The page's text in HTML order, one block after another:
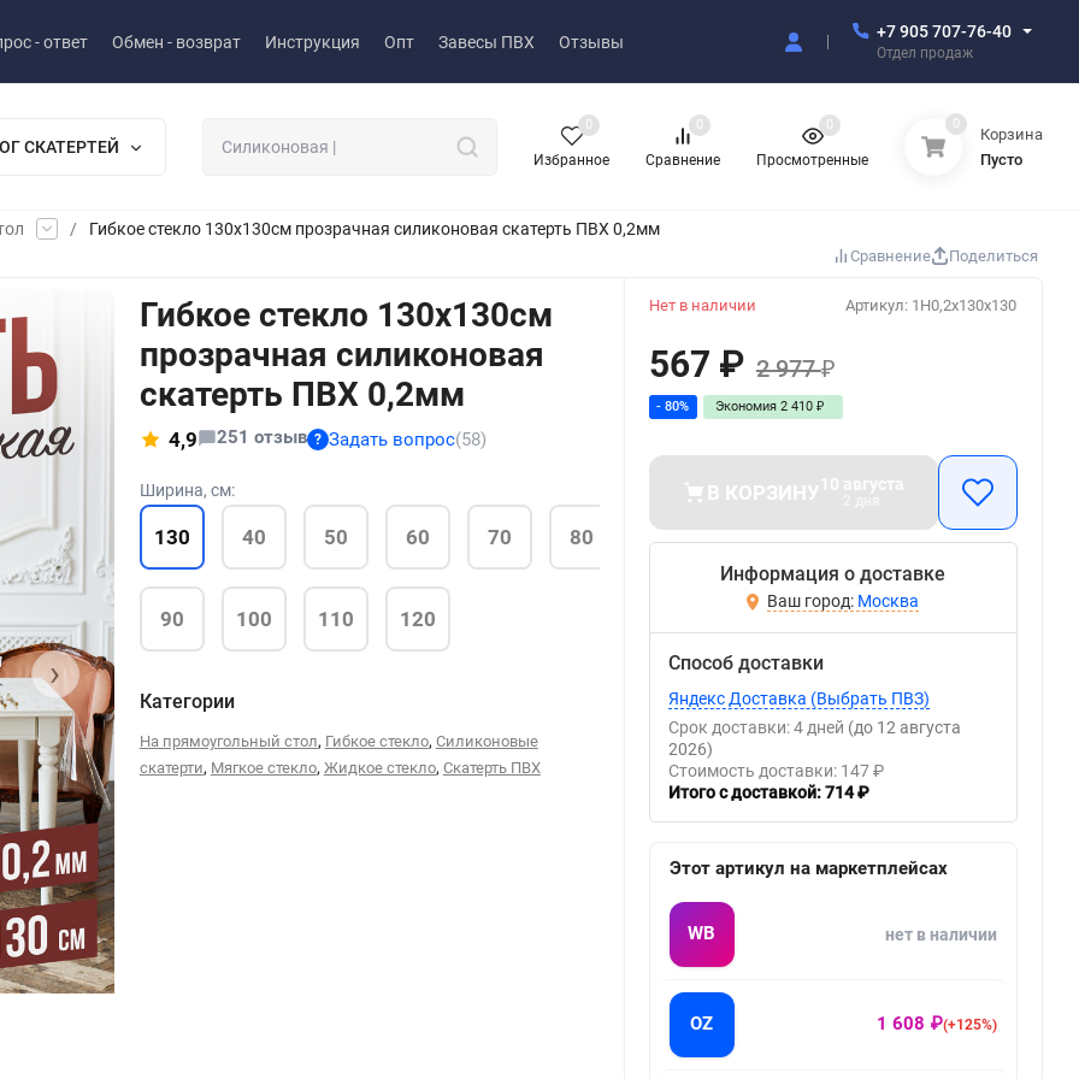
- ответ Обмен - возврат Инструкция Опт Завесы ПВХ Отзывы
+7 905 707-76-40
Отдел продаж
СКАТЕРТЕЙ
Избранное
0
Сравнение
0
Просмотренные
0 0
Корзина
Пусто
/ Гибкое стекло 130x130см прозрачная силиконовая скатерть ПВХ 0,2мм
Сравнение Поделиться
›
Гибкое стекло 130x130см
прозрачная силиконовая
скатерть ПВХ 0,2мм
4,9 251 отзыв ? Задать вопрос(58)
Ширина, см:
130 40 50 60 70 80
90 100 110 120
Категории
На прямоугольный стол, Гибкое стекло, Силиконовые
скатерти, Мягкое стекло, Жидкое стекло, Скатерть ПВХ
Артикул: 1H0,2x130x130
Нет в наличии
567 ₽ 2 977₽
- 80% Экономия 2 410 ₽
В КОРЗИНУ10 августа
Информация о доставке
Москва
Способ доставки
Яндекс Доставка (Выбрать ПВЗ)
Срок доставки: 4 дней (до 12 августа
2026)
Стоимость доставки: 147 ₽
Итого с доставкой: 714 ₽
Этот артикул на маркетплейсах
WB нет в наличии
OZ 1 608 ₽(+125%)